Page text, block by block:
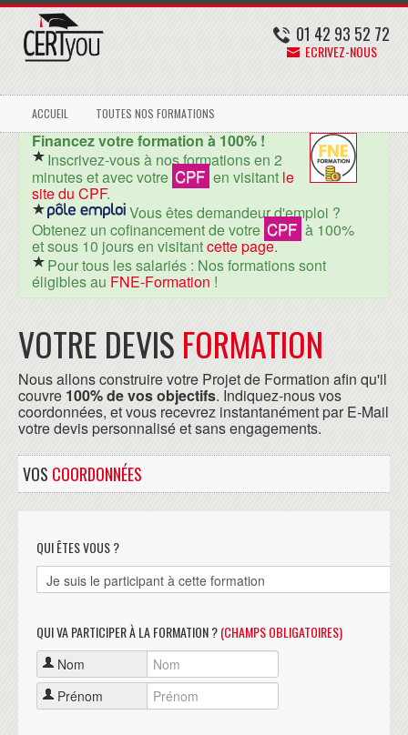
01 42 93 52 72
ECRIVEZ-NOUS
ACCUEIL TOUTES NOS FORMATIONS
Financez votre formation à 100% !
Inscrivez-vous à nos formations en 2
minutes et avec votre CPF en visitant le
site du CPF.
Vous êtes demandeur d'emploi ?
Obtenez un cofinancement de votre CPF à 100%
et sous 10 jours en visitantcette page.
Pour tous les salariés : Nos formations sont
éligibles au FNE-Formation !
VOTRE DEVIS FORMATION
Nous allons construire votre Projet de Formation afin qu'il
couvre 100% de vos objectifs. Indiquez-nous vos
coordonnées, et vous recevrez instantanément par E-Mail
votre devis personnalisé et sans engagements.
VOS COORDONNÉES
QUI ÊTES VOUS ?
QUI VA PARTICIPER À LA FORMATION ?(CHAMPS OBLIGATOIRES)
Nom
Prénom